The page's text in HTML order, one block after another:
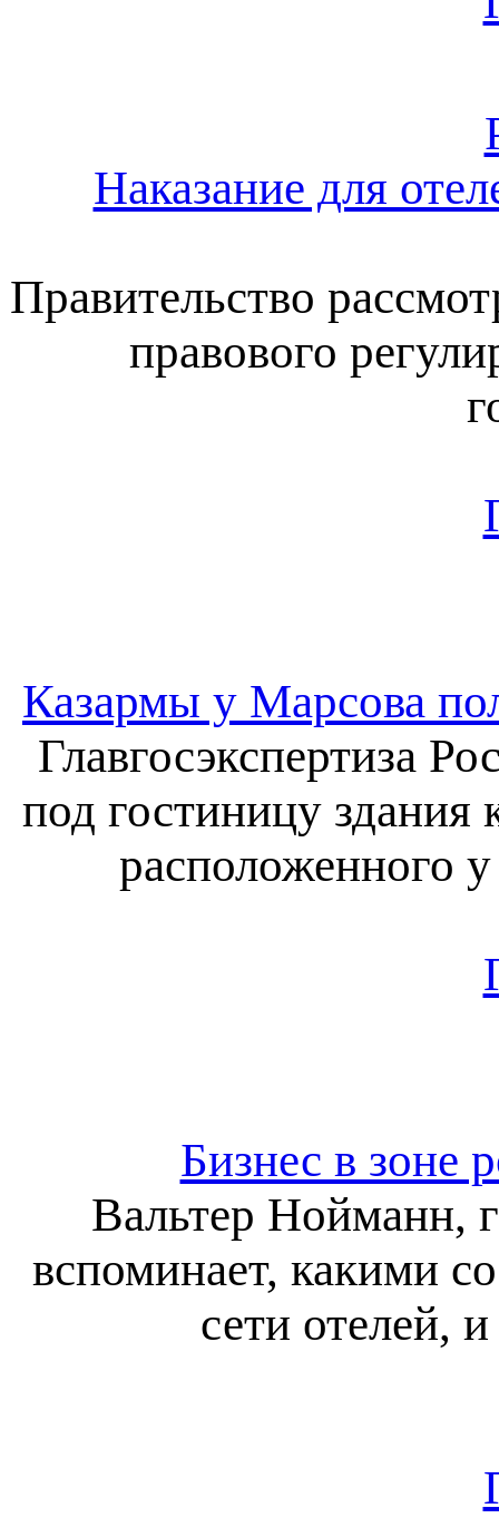
Наказание для
Правительство
правового
Казармы у Марсова
Главгосэкспертиза
под гостиницу здания
расположенного
Бизнес в зоне
Вальтер Нойманн,
вспоминает, какими
сети отелей,